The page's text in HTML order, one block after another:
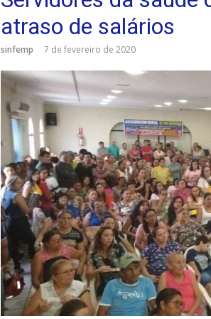
atraso de salários
sinfemp 7 de fevereiro de 2020